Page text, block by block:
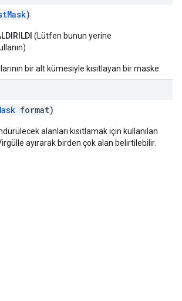
)
(Lütfen bunun yerine
bir alt kümesiyle kısıtlayan bir maske.
format)
alanları kısıtlamak için kullanılan
ayırarak birden çok alan belirtilebilir.